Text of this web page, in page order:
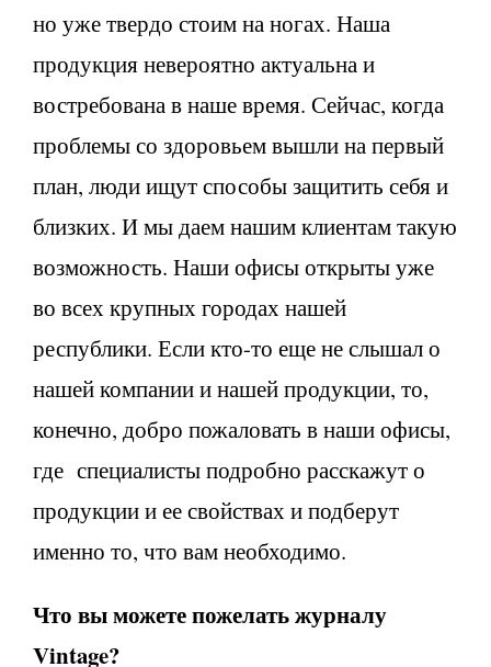
но уже твердо стоим на ногах. Наша
продукция невероятно актуальна и
востребована в наше время. Сейчас, когда
проблемы со здоровьем вышли на первый
план, люди ищут способы защитить себя и
близких. И мы даем нашим клиентам такую
возможность. Наши офисы открыты уже
во всех крупных городах нашей
республики. Если кто-то еще не слышал о
нашей компании и нашей продукции, то,
конечно, добро пожаловать в наши офисы,
где специалисты подробно расскажут о
продукции и ее свойствах и подберут
именно то, что вам необходимо.
Что вы можете пожелать журналу
Vintage?